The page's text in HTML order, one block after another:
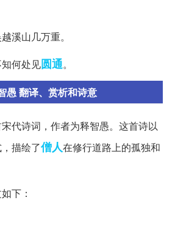
溪山几万重。
何处见圆通。
愚 翻译、赏析和诗意
宋代诗词，作者为释智愚。这首诗以
描绘了僧人在修行道路上的孤独和
下：